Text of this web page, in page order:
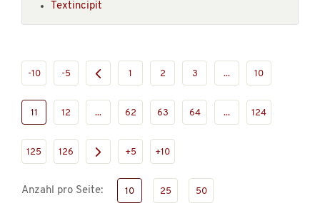
Textincipit
-10 -5 1 2 3 ... 10
11 12 ... 62 63 64 ... 124
125 126 +5 +10
Anzahl pro Seite: 10 25 50